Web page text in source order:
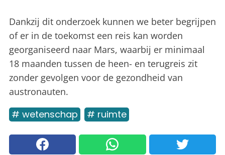
Dankzij dit onderzoek kunnen we beter begrijpen
of er in de toekomst een reis kan worden
georganiseerd naar Mars, waarbij er minimaal
18 maanden tussen de heen- en terugreis zit
zonder gevolgen voor de gezondheid van
austronauten.
# wetenschap # ruimte